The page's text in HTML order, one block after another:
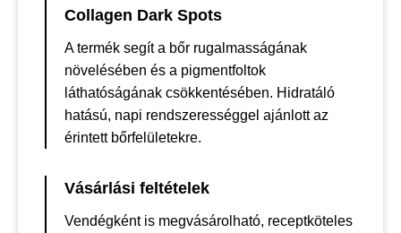
Collagen Dark Spots
A termék segít a bőr rugalmasságának
növelésében és a pigmentfoltok
láthatóságának csökkentésében. Hidratáló
hatású, napi rendszerességgel ajánlott az
érintett bőrfelületekre.
Vásárlási feltételek
Vendégként is megvásárolható, receptköteles